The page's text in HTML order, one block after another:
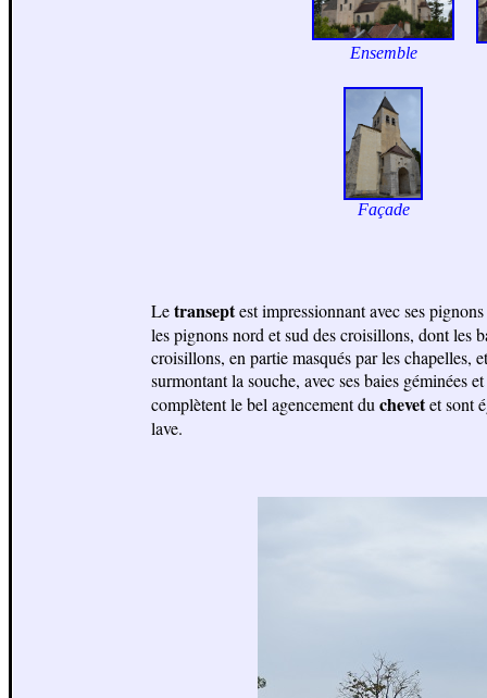
Ensemble
Façade
Letranseptest impressionnant avec ses
les pignons nord et sud des croisillons, dont les
croisillons, en partie masqués par les chapelles,
surmontant la souche, avec ses baies géminées
complètent le bel agencement du chevetet sont
lave.